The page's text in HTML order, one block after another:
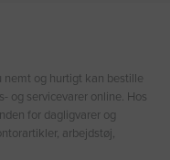
nemt og hurtigt kan bestille
og servicevarer online. Hos
for dagligvarer og
arbejdstøj,